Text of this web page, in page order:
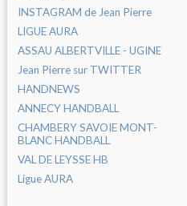
INSTAGRAM de Jean Pierre
LIGUE AURA
ASSAU ALBERTVILLE - UGINE
Jean Pierre sur TWITTER
HANDNEWS
ANNECY HANDBALL
CHAMBERY SAVOIE MONT-
BLANC HANDBALL
VAL DE LEYSSE HB
Ligue AURA